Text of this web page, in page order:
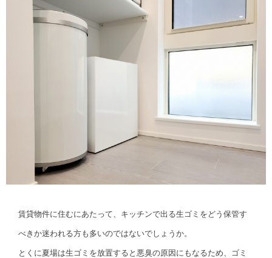
賃貸物件に住むにあたって、キッチンで出る生ゴミをどう保管す
べきか迷われる方も多いのではないでしょうか。
とくに夏場は生ゴミを放置すると悪臭の原因にもなるため、ゴミ